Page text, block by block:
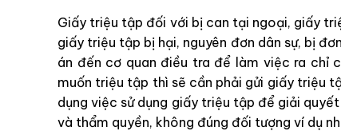
Giấy triệu tập đối với bị can tại ngoại, giấy
giấy triệu tập bị hại, nguyên đơn dân sự, bị
án đến cơ quan điều tra để làm việc ra chỉ
muốn triệu tập thì sẽ cần phải gửi giấy triệu
dụng việc sử dụng giấy triệu tập để giải
và thẩm quyền, không đúng đối tượng ví dụ